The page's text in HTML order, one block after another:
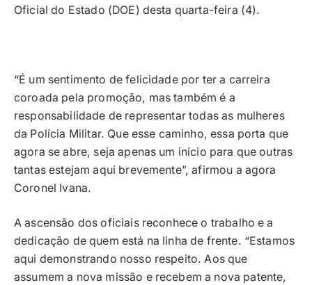
Oficial do Estado (DOE) desta quarta-feira (4).
“É um sentimento de felicidade por ter a carreira
coroada pela promoção, mas também é a
responsabilidade de representar todas as mulheres
da Polícia Militar. Que esse caminho, essa porta que
agora se abre, seja apenas um início para que outras
tantas estejam aqui brevemente”, afirmou a agora
Coronel Ivana.
A ascensão dos oficiais reconhece o trabalho e a
dedicação de quem está na linha de frente. “Estamos
aqui demonstrando nosso respeito. Aos que
assumem a nova missão e recebem a nova patente,